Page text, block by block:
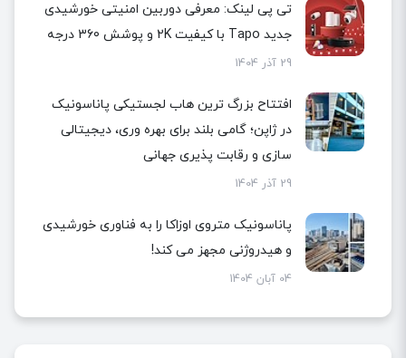
تی پی لینک: معرفی دوربین امنیتی خورشیدی
جدید Tapo با کیفیت 2K و پوشش 360 درجه
29 آذر 1404
افتتاح بزرگ ترین هاب لجستیکی پاناسونیک
در ژاپن؛ گامی بلند برای بهره وری، دیجیتالی
سازی و رقابت پذیری جهانی
29 آذر 1404
پاناسونیک متروی اوزاکا را به فناوری خورشیدی
و هیدروژنی مجهز می کند!
04 آبان 1404